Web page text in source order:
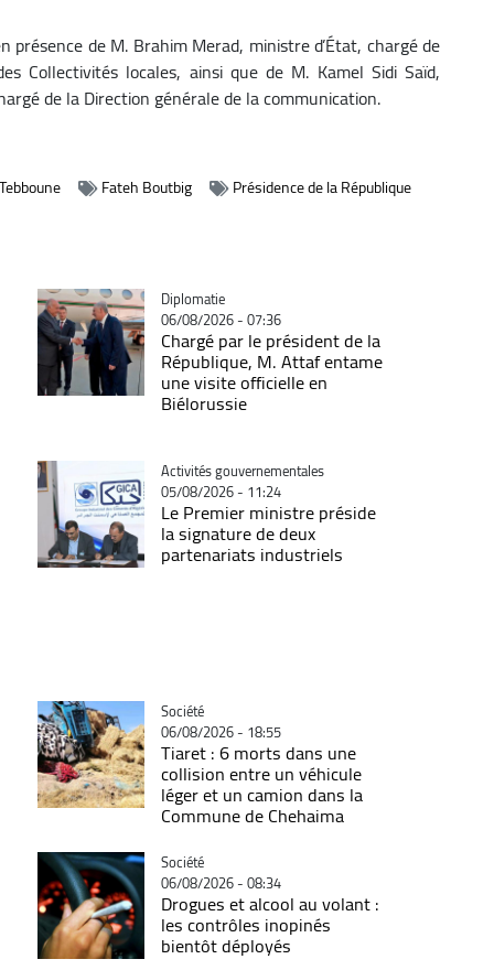
présence de M. Brahim Merad, ministre d’État, chargé de
Collectivités locales, ainsi que de M. Kamel Sidi Saïd,
de la Direction générale de la communication.
Fateh Boutbig Présidence de la République
Catégorie
Diplomatie
06/08/2026 - 07:36
Chargé par le président de la
République, M. Attaf entame
une visite officielle en
Biélorussie
Catégorie
Activités gouvernementales
05/08/2026 - 11:24
Le Premier ministre préside
la signature de deux
partenariats industriels
Catégorie
Société
06/08/2026 - 18:55
Tiaret : 6 morts dans une
collision entre un véhicule
léger et un camion dans la
Commune de Chehaima
Catégorie
Société
06/08/2026 - 08:34
Drogues et alcool au volant :
les contrôles inopinés
bientôt déployés